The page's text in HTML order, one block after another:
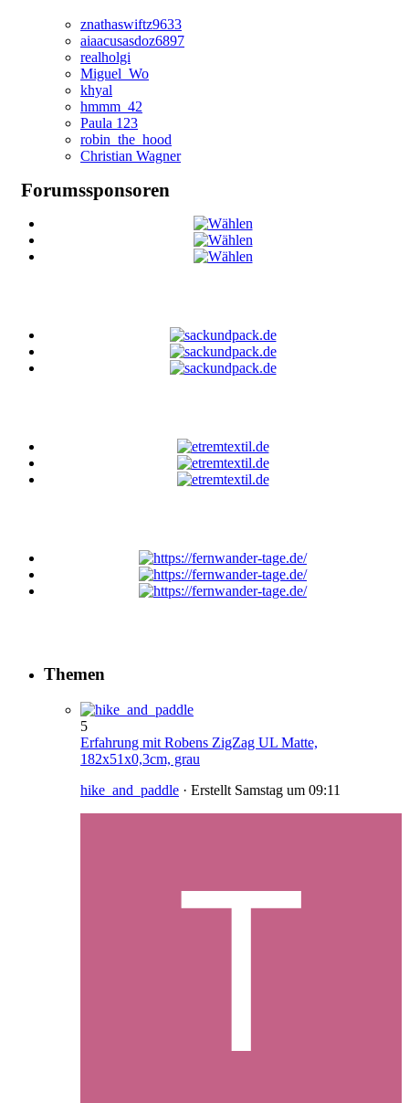
znathaswiftz9633
aiaacusasdoz6897
realholgi
Miguel_Wo
khyal
hmmm_42
Paula 123
robin_the_hood
Christian Wagner
Forumssponsoren
Themen
5
Erfahrung mit Robens ZigZag UL Matte,
182x51x0,3cm, grau
hike_and_paddle · Erstellt Samstag um 09:11